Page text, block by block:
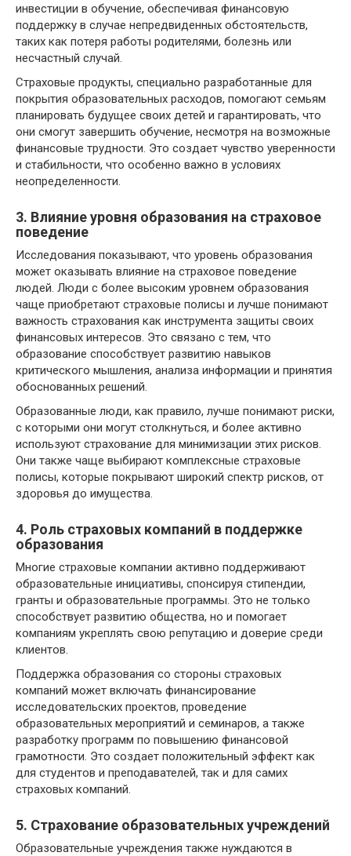
инвестиции в обучение, обеспечивая финансовую
поддержку в случае непредвиденных обстоятельств,
таких как потеря работы родителями, болезнь или
несчастный случай.
Страховые продукты, специально разработанные для
покрытия образовательных расходов, помогают семьям
планировать будущее своих детей и гарантировать, что
они смогут завершить обучение, несмотря на возможные
финансовые трудности. Это создает чувство уверенности
и стабильности, что особенно важно в условиях
неопределенности.
3. Влияние уровня образования на страховое
поведение
Исследования показывают, что уровень образования
может оказывать влияние на страховое поведение
людей. Люди с более высоким уровнем образования
чаще приобретают страховые полисы и лучше понимают
важность страхования как инструмента защиты своих
финансовых интересов. Это связано с тем, что
образование способствует развитию навыков
критического мышления, анализа информации и принятия
обоснованных решений.
Образованные люди, как правило, лучше понимают риски,
с которыми они могут столкнуться, и более активно
используют страхование для минимизации этих рисков.
Они также чаще выбирают комплексные страховые
полисы, которые покрывают широкий спектр рисков, от
здоровья до имущества.
4. Роль страховых компаний в поддержке
образования
Многие страховые компании активно поддерживают
образовательные инициативы, спонсируя стипендии,
гранты и образовательные программы. Это не только
способствует развитию общества, но и помогает
компаниям укреплять свою репутацию и доверие среди
клиентов.
Поддержка образования со стороны страховых
компаний может включать финансирование
исследовательских проектов, проведение
образовательных мероприятий и семинаров, а также
разработку программ по повышению финансовой
грамотности. Это создает положительный эффект как
для студентов и преподавателей, так и для самих
страховых компаний.
5. Страхование образовательных учреждений
Образовательные учреждения также нуждаются в